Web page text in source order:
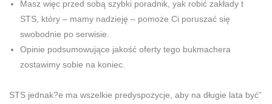
Masz więc przed sobą szybki poradnik, yak robić zakłady t
STS, który – mamy nadzieję – pomoże Ci poruszać się
swobodnie po serwisie.
Opinie podsumowujące jakość oferty tego bukmachera
zostawimy sobie na koniec.
STS jednak?e ma wszelkie predyspozycje, aby na długie lata być”